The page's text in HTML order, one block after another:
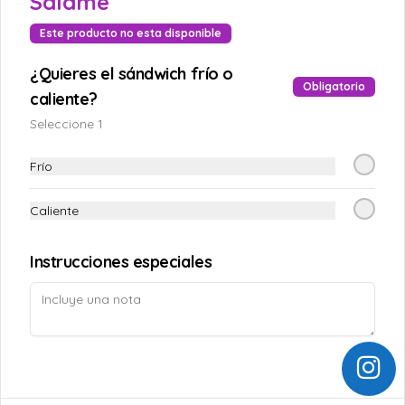
Inicio
Zona de Cobertura
Política de Cancelación y Reembolso
Términos y condiciones
Política de privacidad
Redes sociales
Instagram
Mi cuenta
Iniciar sesión
Este producto no esta disponible
¿Quieres el sándwich frío o
caliente?
Obligatorio
Seleccione 1
Frío
Caliente
Instrucciones especiales